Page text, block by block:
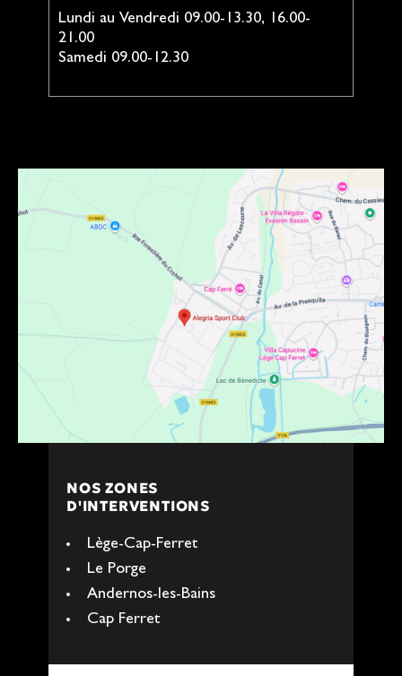
Lundi au Vendredi 09.00-13.30, 16.00-
21.00
Samedi 09.00-12.30
NOS ZONES
D'INTERVENTIONS
Lège-Cap-Ferret
Le Porge
Andernos-les-Bains
Cap Ferret